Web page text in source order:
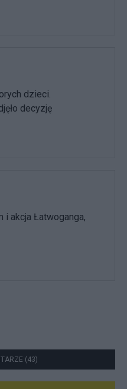
dzieci.
decyzję
i akcja Łatwoganga,
(43)